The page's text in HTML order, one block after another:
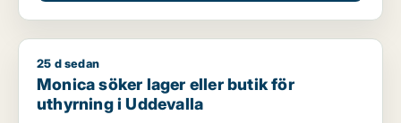
Monica söker lager eller butik för uthyrning i Uddevalla
25 d sedan
Monica söker lager eller butik för
uthyrning i Uddevalla